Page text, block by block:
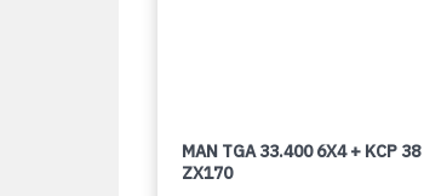
MAN TGA 33.400 6X4 + KCP 38
ZX170